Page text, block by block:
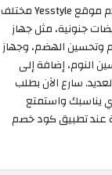
منتجات الصحة: يقدم موقع Yesstyle مختلف
جنونية، مثل جهاز
وتحسين الهضم، وجهاز
النوم، إضافة إلى
سارع الآن بطلب
يناسبك واستمتع
عند تطبيق كود خصم